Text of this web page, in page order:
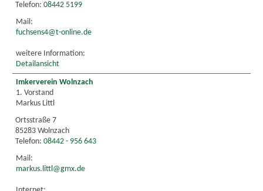
Telefon: 08442 5199
Mail:
fuchsens4@t-online.de
weitere Information:
Detailansicht
Imkerverein Wolnzach
1. Vorstand
Markus Littl
Ortsstraße 7
85283 Wolnzach
Telefon: 08442 - 956 643
Mail:
markus.littl@gmx.de